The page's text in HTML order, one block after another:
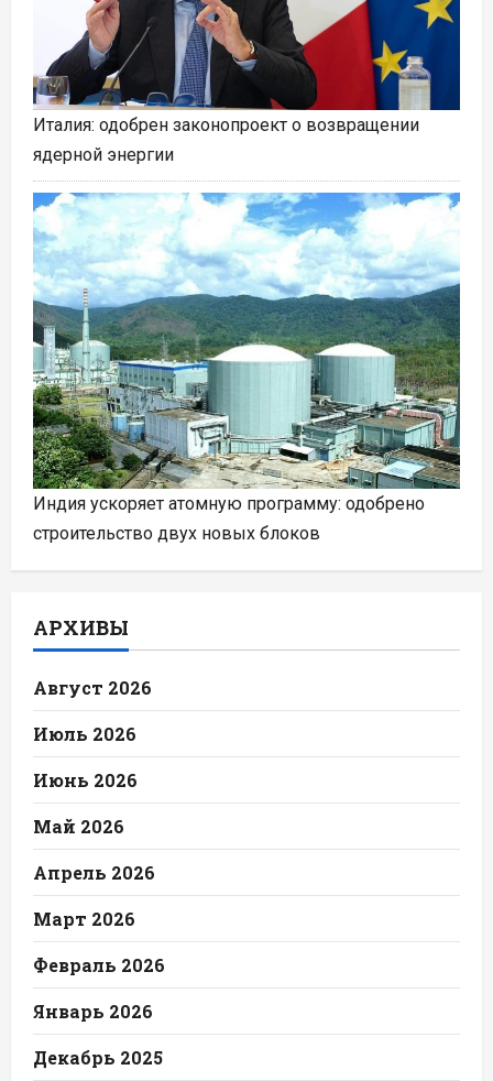
Италия: одобрен законопроект о возвращении
ядерной энергии
Индия ускоряет атомную программу: одобрено
строительство двух новых блоков
АРХИВЫ
Август 2026
Июль 2026
Июнь 2026
Май 2026
Апрель 2026
Март 2026
Февраль 2026
Январь 2026
Декабрь 2025